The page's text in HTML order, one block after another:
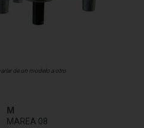
de un modelo a otro
M
MAREA 08